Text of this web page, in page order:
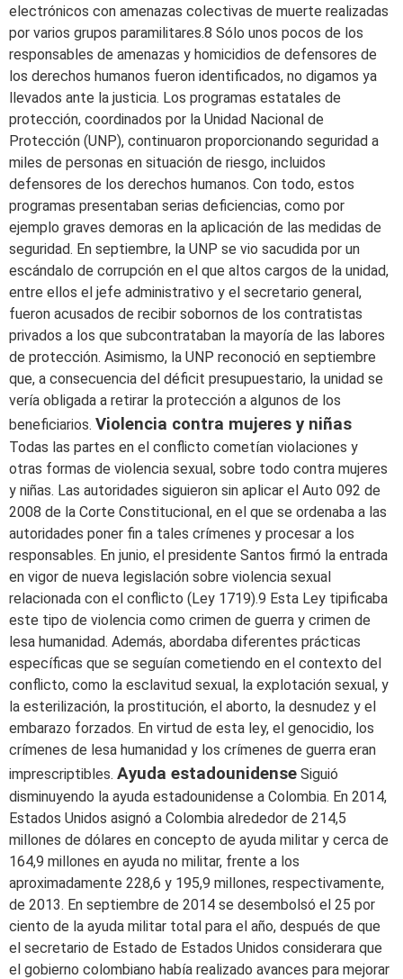
electrónicos con amenazas colectivas de muerte realizadas
por varios grupos paramilitares.8 Sólo unos pocos de los
responsables de amenazas y homicidios de defensores de
los derechos humanos fueron identificados, no digamos ya
llevados ante la justicia. Los programas estatales de
protección, coordinados por la Unidad Nacional de
Protección (UNP), continuaron proporcionando seguridad a
miles de personas en situación de riesgo, incluidos
defensores de los derechos humanos. Con todo, estos
programas presentaban serias deficiencias, como por
ejemplo graves demoras en la aplicación de las medidas de
seguridad. En septiembre, la UNP se vio sacudida por un
escándalo de corrupción en el que altos cargos de la unidad,
entre ellos el jefe administrativo y el secretario general,
fueron acusados de recibir sobornos de los contratistas
privados a los que subcontrataban la mayoría de las labores
de protección. Asimismo, la UNP reconoció en septiembre
que, a consecuencia del déficit presupuestario, la unidad se
vería obligada a retirar la protección a algunos de los
beneficiarios. Violencia contra mujeres y niñas
Todas las partes en el conflicto cometían violaciones y
otras formas de violencia sexual, sobre todo contra mujeres
y niñas. Las autoridades siguieron sin aplicar el Auto 092 de
2008 de la Corte Constitucional, en el que se ordenaba a las
autoridades poner fin a tales crímenes y procesar a los
responsables. En junio, el presidente Santos firmó la entrada
en vigor de nueva legislación sobre violencia sexual
relacionada con el conflicto (Ley 1719).9 Esta Ley tipificaba
este tipo de violencia como crimen de guerra y crimen de
lesa humanidad. Además, abordaba diferentes prácticas
específicas que se seguían cometiendo en el contexto del
conflicto, como la esclavitud sexual, la explotación sexual, y
la esterilización, la prostitución, el aborto, la desnudez y el
embarazo forzados. En virtud de esta ley, el genocidio, los
crímenes de lesa humanidad y los crímenes de guerra eran
imprescriptibles. Ayuda estadounidense Siguió
disminuyendo la ayuda estadounidense a Colombia. En 2014,
Estados Unidos asignó a Colombia alrededor de 214,5
millones de dólares en concepto de ayuda militar y cerca de
164,9 millones en ayuda no militar, frente a los
aproximadamente 228,6 y 195,9 millones, respectivamente,
de 2013. En septiembre de 2014 se desembolsó el 25 por
ciento de la ayuda militar total para el año, después de que
el secretario de Estado de Estados Unidos considerara que
el gobierno colombiano había realizado avances para mejorar